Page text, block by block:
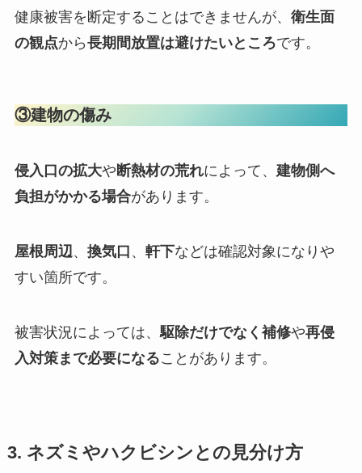
健康被害を断定することはできませんが、 衛生面
の観点から長期間放置は避けたいところです。
③建物の傷み
侵入口の拡大や断熱材の荒れによって、 建物側へ
負担がかかる場合があります。
屋根周辺、 換気口 、 軒下などは確認対象になりや
すい箇所です。
被害状況によっては、駆除だけでなく補修や再侵
入対策まで必要になることがあります。
3. ネズミやハクビシンとの見分け方